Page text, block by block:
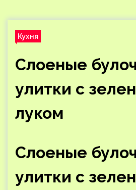
Кухня
Слоеные
улитки с
луком
Слоеные
улитки с